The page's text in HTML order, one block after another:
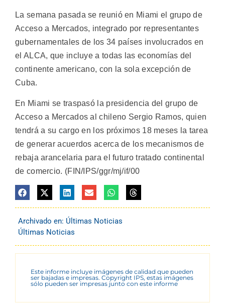
La semana pasada se reunió en Miami el grupo de
Acceso a Mercados, integrado por representantes
gubernamentales de los 34 países involucrados en
el ALCA, que incluye a todas las economías del
continente americano, con la sola excepción de
Cuba.
En Miami se traspasó la presidencia del grupo de
Acceso a Mercados al chileno Sergio Ramos, quien
tendrá a su cargo en los próximos 18 meses la tarea
de generar acuerdos acerca de los mecanismos de
rebaja arancelaria para el futuro tratado continental
de comercio. (FIN/IPS/ggr/mj/if/00
Archivado en: Últimas Noticias
Últimas Noticias
Este informe incluye imágenes de calidad que pueden
ser bajadas e impresas. Copyright IPS, estas imágenes
sólo pueden ser impresas junto con este informe